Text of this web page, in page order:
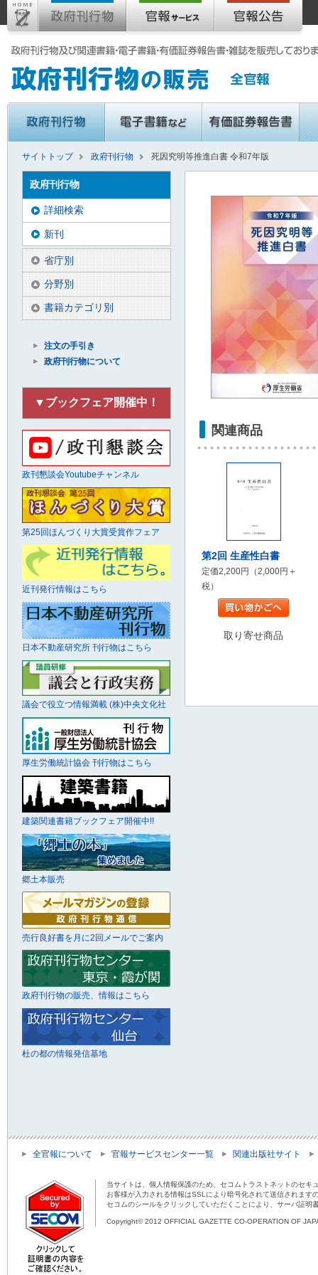
サイトトップ 政府刊行物 死因究明等推進白書 令和7年版
関連商品
第2回 生産性白書
定価2,200円（2,000円＋
税）
取り寄せ商品
政府刊行物
詳細検索
新刊
省庁別
分野別
書籍カテゴリ別
注文の手引き
政府刊行物について
▼ブックフェア開催中！
政刊懇談会Youtubeチャンネル
第25回ほんづくり大賞受賞作フェア
近刊発行情報はこちら
日本不動産研究所 刊行物はこちら
議会で役立つ情報満載 (株)中央文化社
厚生労働統計協会 刊行物はこちら
建築関連書籍ブックフェア開催中!!
郷土本販売
売行良好書を月に2回メールでご案内
政府刊行物の販売、情報はこちら
杜の都の情報発信基地
全官報について 官報サービスセンター一覧 関連出版社サイト
当サイトは、個人情報保護のため、セコムトラストネットのセキ
お客様が入力される情報はSSLにより暗号化されて送信されま
セコムのシールをクリックしていただくことにより、サーバ証明
Copyright© 2012 OFFICIAL GAZETTE CO-OPERATION OF